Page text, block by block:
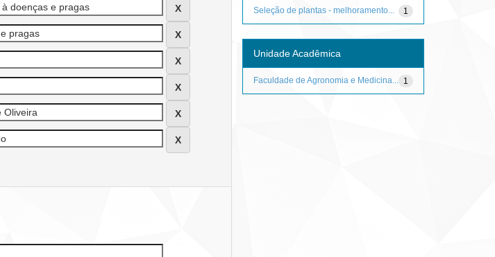
1
Seleção de plantas - melhoramento...
Unidade Acadêmica
1
Faculdade de Agronomia e Medicina...